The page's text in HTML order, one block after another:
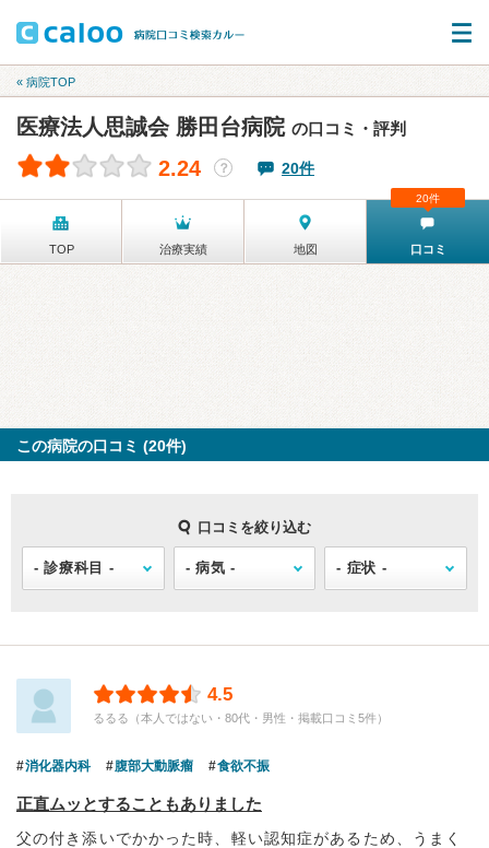
« 病院TOP
医療法人思誠会 勝田台病院 の口コミ・評判
2.24 ？ 20件
TOP 治療実績 地図 口コミ
20件
この病院の口コミ (20件)
口コミを絞り込む
4.5
るるる（本人ではない・80代・男性・掲載口コミ5件）
消化器内科 腹部大動脈瘤 食欲不振
正直ムッとすることもありました
父の付き添いでかかった時、軽い認知症があるため、うまく